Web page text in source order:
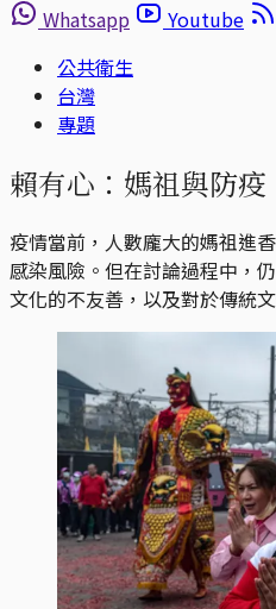
Whatsapp
Youtube
公共衛生
台灣
專題
賴有心：媽祖與防
疫情當前，人數龐大的媽祖進
感染風險。但在討論過程中，
文化的不友善，以及對於傳統